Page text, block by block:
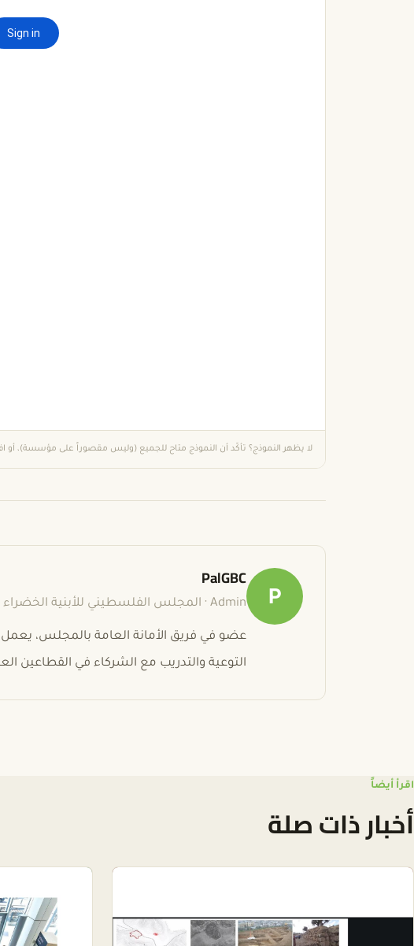
لا يظهر النموذج؟ تأكّد أن النموذج متاح للجميع (وليس مقصوراً على مؤسسة)، أو
P
PalGBC
Admin · المجلس الفلسطيني للأبنية الخضراء
عضو في فريق الأمانة العامة بالمجلس،
التوعية والتدريب مع الشركاء في القطاعين
اقرأ أيضاً
أخبار ذات صلة